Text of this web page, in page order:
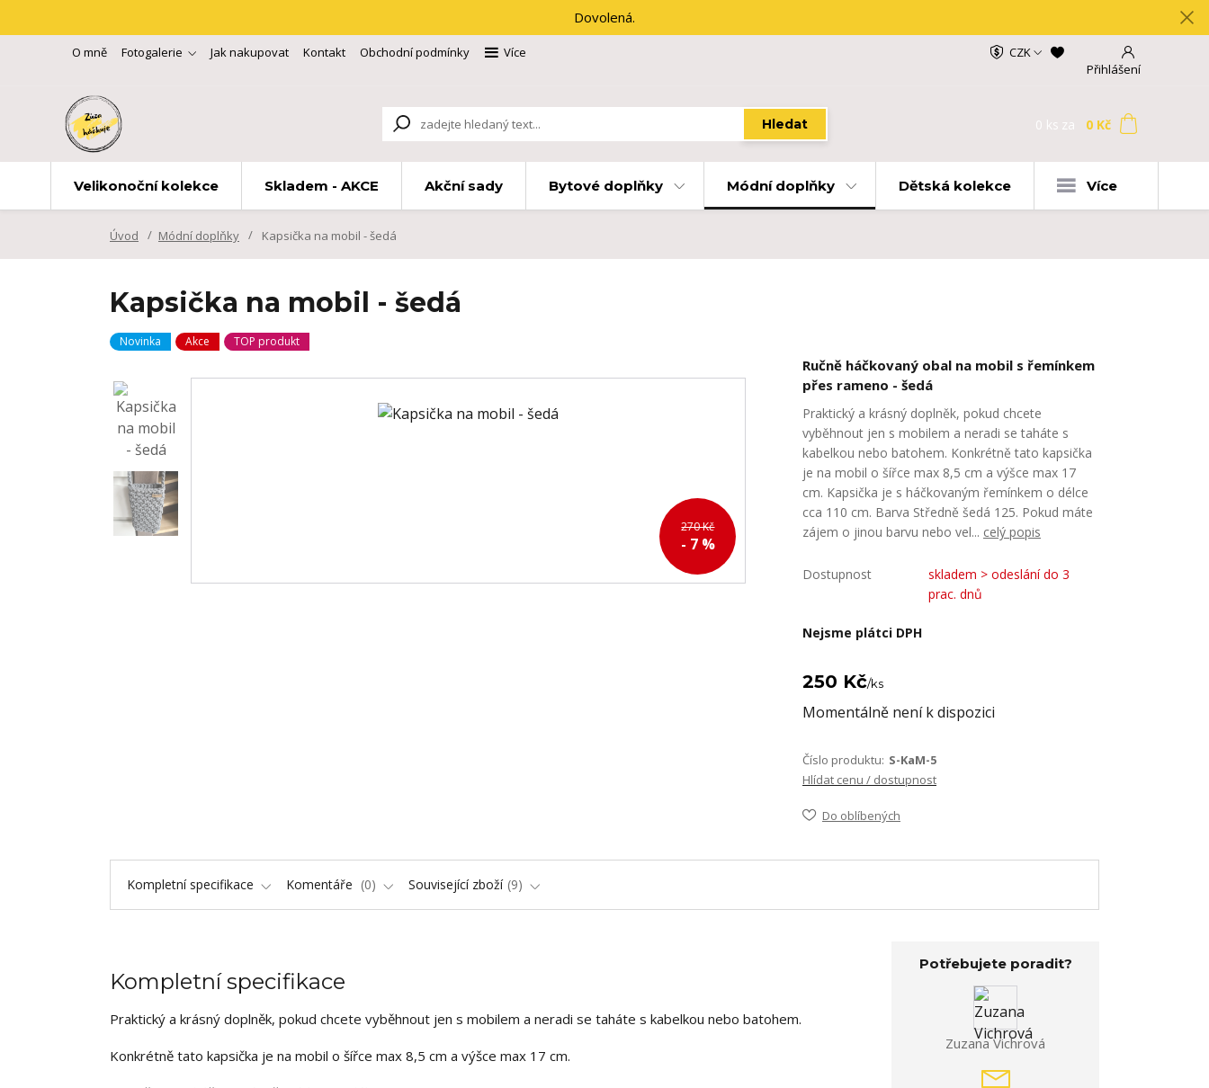
Dovolená.
O mně Fotogalerie Jak nakupovat Kontakt Obchodní podmínky Více
CZK
Přihlášení
Hledat 0 ks za 0 Kč
Velikonoční kolekce Skladem - AKCE Akční sady Bytové doplňky Módní doplňky Dětská kolekce Více
Úvod Módní doplňky Kapsička na mobil - šedá
Kapsička na mobil - šedá
Novinka Akce TOP produkt
270 Kč
- 7 %
Ručně háčkovaný obal na mobil s řemínkem
přes rameno - šedá
Praktický a krásný doplněk, pokud chcete
vyběhnout jen s mobilem a neradi se taháte s
kabelkou nebo batohem. Konkrétně tato kapsička
je na mobil o šířce max 8,5 cm a výšce max 17
cm. Kapsička je s háčkovaným řemínkem o délce
cca 110 cm. Barva Středně šedá 125. Pokud máte
zájem o jinou barvu nebo vel... celý popis
Dostupnost
skladem > odeslání do 3
prac. dnů
Nejsme plátci DPH
250 Kč/ks
Momentálně není k dispozici
Číslo produktu: S-KaM-5
Hlídat cenu / dostupnost
Do oblíbených
Kompletní specifikace Komentáře 0 Související zboží 9
Kompletní specifikace
Praktický a krásný doplněk, pokud chcete vyběhnout jen s mobilem a neradi se taháte s kabelkou nebo batohem.
Konkrétně tato kapsička je na mobil o šířce max 8,5 cm a výšce max 17 cm.
Potřebujete poradit?
Zuzana Vichrová